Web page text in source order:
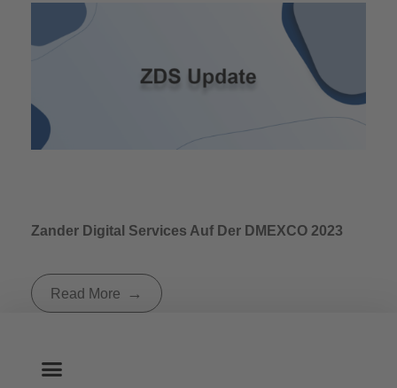
Zander Digital Services Auf Der DMEXCO 2023
Read More